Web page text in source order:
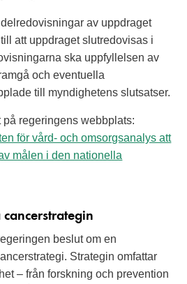
av uppdraget
att uppdraget slutredovisas i
ska uppfyllelsen av
och eventuella
till myndighetens slutsatser.
på regeringens webbplats:
för vård- och omsorgsanalys att
målen i den nationella
beslut om en
Strategin omfattar
– från forskning och prevention